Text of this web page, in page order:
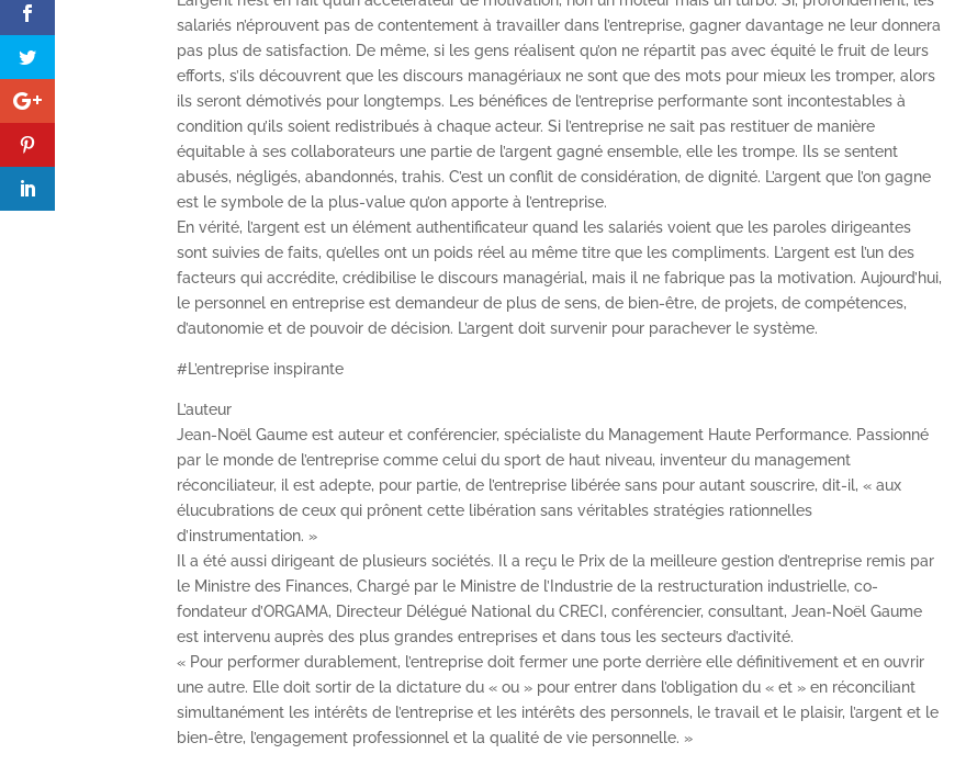
salariés n’éprouvent pas de contentement à travailler dans l’entreprise, gagner davantage ne leur donnera
pas plus de satisfaction. De même, si les gens réalisent qu’on ne répartit pas avec équité le fruit de leurs
efforts, s’ils découvrent que les discours managériaux ne sont que des mots pour mieux les tromper, alors
ils seront démotivés pour longtemps. Les bénéfices de l’entreprise performante sont incontestables à
condition qu’ils soient redistribués à chaque acteur. Si l’entreprise ne sait pas restituer de manière
équitable à ses collaborateurs une partie de l’argent gagné ensemble, elle les trompe. Ils se sentent
abusés, négligés, abandonnés, trahis. C’est un conflit de considération, de dignité. L’argent que l’on gagne
est le symbole de la plus-value qu’on apporte à l’entreprise.
En vérité, l’argent est un élément authentificateur quand les salariés voient que les paroles dirigeantes
sont suivies de faits, qu’elles ont un poids réel au même titre que les compliments. L’argent est l’un des
facteurs qui accrédite, crédibilise le discours managérial, mais il ne fabrique pas la motivation. Aujourd’hui,
le personnel en entreprise est demandeur de plus de sens, de bien-être, de projets, de compétences,
d’autonomie et de pouvoir de décision. L’argent doit survenir pour parachever le système.
#L’entreprise inspirante
L’auteur
Jean-Noël Gaume est auteur et conférencier, spécialiste du Management Haute Performance. Passionné
par le monde de l’entreprise comme celui du sport de haut niveau, inventeur du management
réconciliateur, il est adepte, pour partie, de l’entreprise libérée sans pour autant souscrire, dit-il, « aux
élucubrations de ceux qui prônent cette libération sans véritables stratégies rationnelles
d’instrumentation. »
Il a été aussi dirigeant de plusieurs sociétés. Il a reçu le Prix de la meilleure gestion d’entreprise remis par
le Ministre des Finances, Chargé par le Ministre de l’Industrie de la restructuration industrielle, co-
fondateur d’ORGAMA, Directeur Délégué National du CRECI, conférencier, consultant, Jean-Noël Gaume
est intervenu auprès des plus grandes entreprises et dans tous les secteurs d’activité.
« Pour performer durablement, l’entreprise doit fermer une porte derrière elle définitivement et en ouvrir
une autre. Elle doit sortir de la dictature du « ou » pour entrer dans l’obligation du « et » en réconciliant
simultanément les intérêts de l’entreprise et les intérêts des personnels, le travail et le plaisir, l’argent et le
bien-être, l’engagement professionnel et la qualité de vie personnelle. »